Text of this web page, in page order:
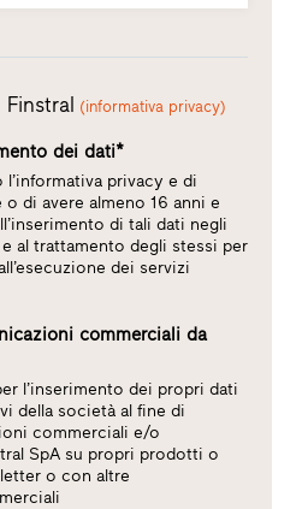
Finstral (informativa privacy)
dei dati*
privacy e di
di avere almeno 16 anni e
di tali dati negli
al trattamento degli stessi per
dei servizi
commerciali da
l’inserimento dei propri dati
della società al fine di
commerciali e/o
SpA su propri prodotti o
o con altre